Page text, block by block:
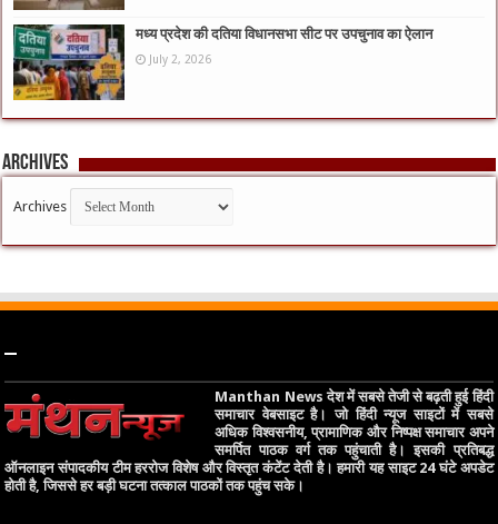
मध्य प्रदेश की दतिया विधानसभा सीट पर उपचुनाव का ऐलान
July 2, 2026
Archives
Archives
–
Manthan News देश में सबसे तेजी से बढ़ती हुई हिंदी
समाचार वेबसाइट है। जो हिंदी न्यूज साइटों में सबसे
अधिक विश्वसनीय, प्रामाणिक और निष्पक्ष समाचार अपने
समर्पित पाठक वर्ग तक पहुंचाती है। इसकी प्रतिबद्ध
ऑनलाइन संपादकीय टीम हररोज विशेष और विस्तृत कंटेंट देती है। हमारी यह साइट 24 घंटे अपडेट
होती है, जिससे हर बड़ी घटना तत्काल पाठकों तक पहुंच सके।